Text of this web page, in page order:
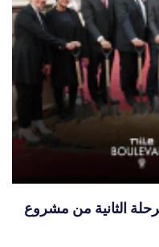
الثانية من مشروع